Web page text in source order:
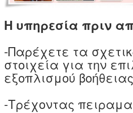
Η υπηρεσία πριν
-Παρέχετε τα
στοιχεία για την
εξοπλισμού βοήθειας
-Τρέχοντας